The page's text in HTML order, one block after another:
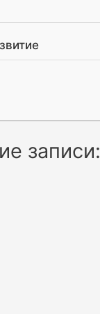
записи: